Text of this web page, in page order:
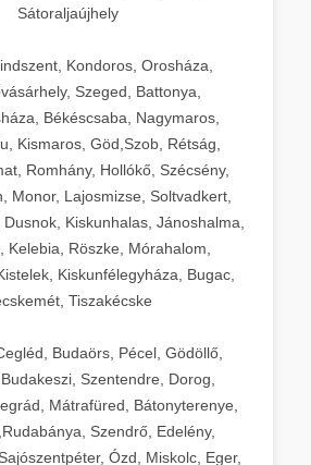
Sátoraljaújhely
Kondoros, Orosháza,
Szeged, Battonya,
Békéscsaba, Nagymaros,
Kismaros, Göd,Szob, Rétság,
Romhány, Hollókő, Szécsény,
Monor, Lajosmizse, Soltvadkert,
Kiskunhalas, Jánoshalma,
Kelebia, Röszke, Mórahalom,
Kiskunfélegyháza, Bugac,
Tiszakécske
Budaörs, Pécel, Gödöllő,
Szentendre, Dorog,
Mátrafüred, Bátonyterenye,
Szendrő, Edelény,
Ózd, Miskolc, Eger,